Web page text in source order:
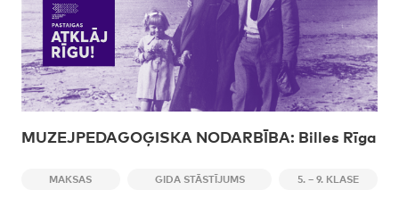
MUZEJPEDAGOĢISKA NODARBĪBA: Billes Rīga
MAKSAS GIDA STĀSTĪJUMS 5. – 9. KLASE